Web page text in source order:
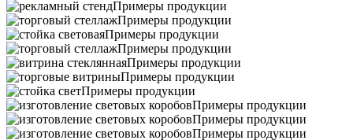
Примеры продукции
Примеры продукции
Примеры продукции
Примеры продукции
Примеры продукции
Примеры продукции
Примеры продукции
Примеры продукции
Примеры продукции
Примеры продукции